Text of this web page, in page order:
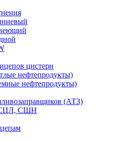
цистерн
нефтепродукты)
нефтепродукты)
(АТЗ)
СШН